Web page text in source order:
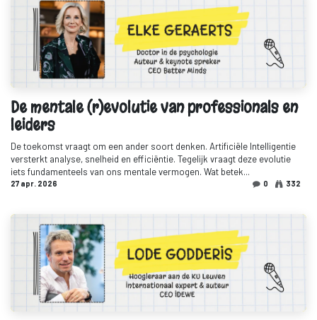
De mentale (r)evolutie van professionals en
leiders
De toekomst vraagt om een ander soort denken. Artificiële Intelligentie
versterkt analyse, snelheid en efficiëntie. Tegelijk vraagt deze evolutie
iets fundamenteels van ons mentale vermogen. Wat betek...
27 apr. 2026 0 332